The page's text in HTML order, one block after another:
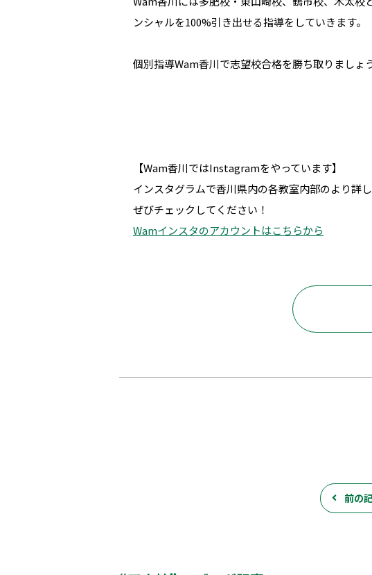
ンシャルを100%引き出せる指導をしていきます。
個別指導Wam香川で志望校合格を勝ち取りましょう
【Wam香川ではInstagramをやっています】
インスタグラムで香川県内の各教室内部のより詳
ぜびチェックしてください！
Wamインスタのアカウントはこちらから
前の